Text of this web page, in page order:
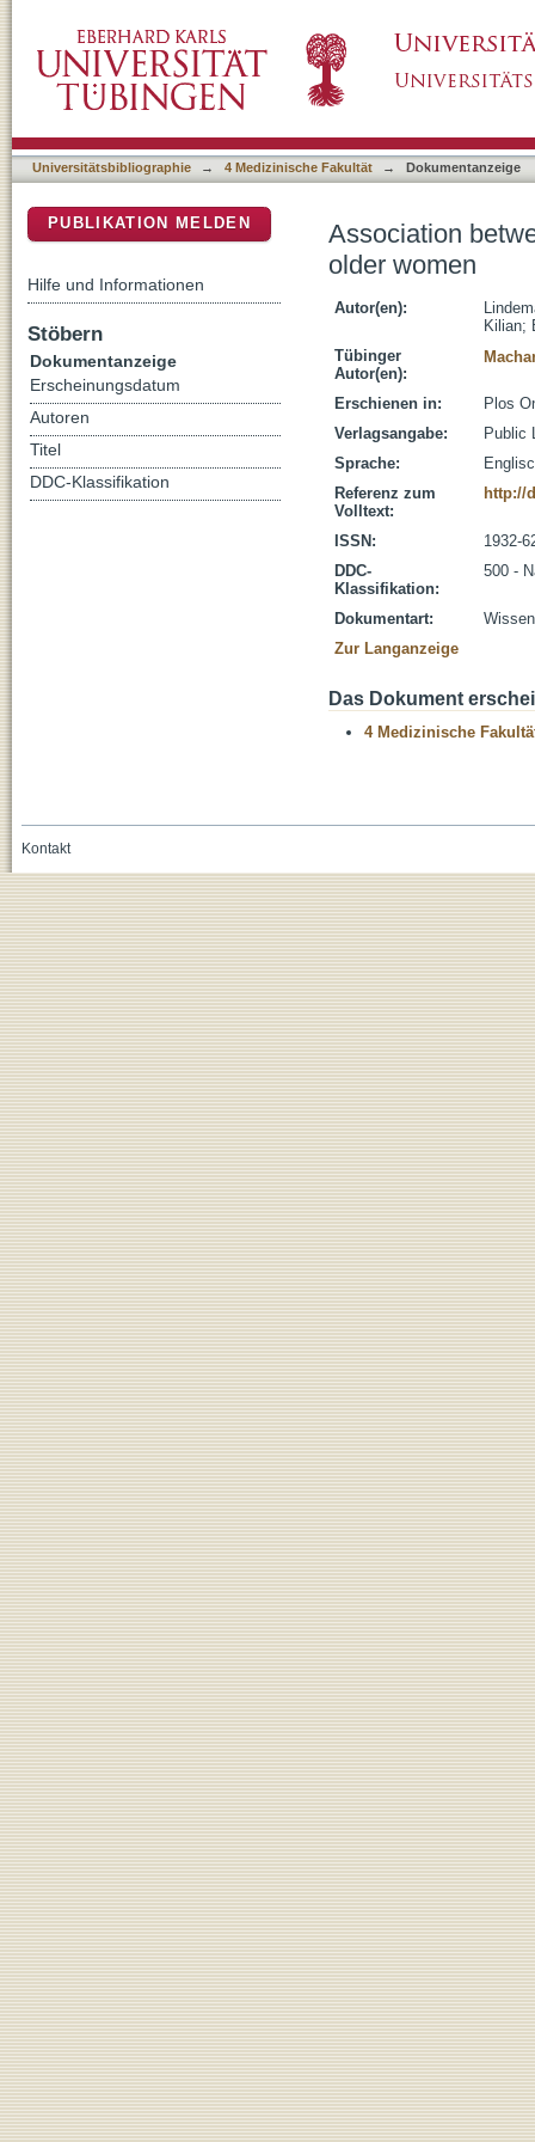
Universitätsbibliographie → 4 Medizinische Fakultät → Dokumentanzeige
Association
older women
Autor(en):
Kilian;
Tübinger
Autor(en):
Erschienen in:
Plos
Verlagsangabe:
Public
Sprache:
Referenz zum
Volltext:
http://
ISSN:
1932-
DDC-
Klassifikation:
500 -
Dokumentart:
Zur Langanzeige
Das Dokument
4 Medizinische
PUBLIKATION MELDEN
Hilfe und Informationen
Stöbern
Dokumentanzeige
Erscheinungsdatum
Autoren
Titel
DDC-Klassifikation
Kontakt